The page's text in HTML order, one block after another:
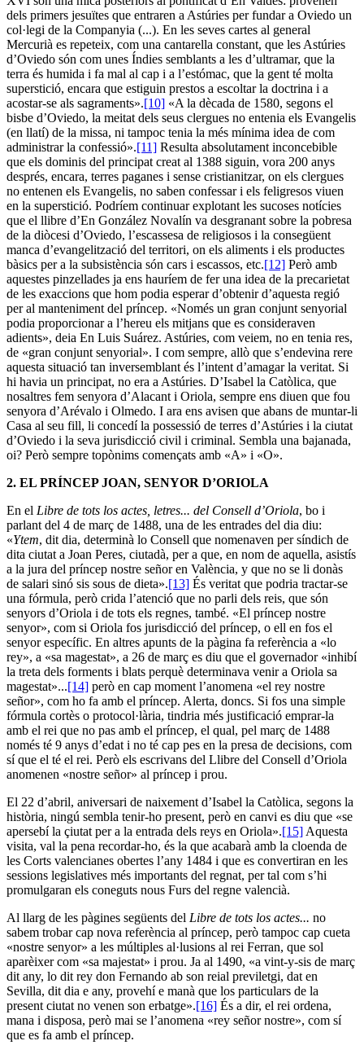
dels primers jesuïtes que entraren a Astúries per fundar a Oviedo un
col·legi de la Companyia (...). En les seves cartes al general
Mercurià es repeteix, com una cantarella constant, que les Astúries
d’Oviedo són com unes Índies semblants a les d’ultramar, que la
terra és humida i fa mal al cap i a l’estómac, que la gent té molta
superstició, encara que estiguin prestos a escoltar la doctrina i a
acostar-se als sagraments».[10] «A la dècada de 1580, segons el
bisbe d’Oviedo, la meitat dels seus clergues no entenia els Evangelis
(en llatí) de la missa, ni tampoc tenia la més mínima idea de com
administrar la confessió».[11] Resulta absolutament inconcebible
que els dominis del principat creat al 1388 siguin, vora 200 anys
després, encara, terres paganes i sense cristianitzar, on els clergues
no entenen els Evangelis, no saben confessar i els feligresos viuen
en la superstició. Podríem continuar explotant les sucoses notícies
que el llibre d’En González Novalín va desgranant sobre la pobresa
de la diòcesi d’Oviedo, l’escassesa de religiosos i la consegüent
manca d’evangelització del territori, on els aliments i els productes
bàsics per a la subsistència són cars i escassos, etc.[12] Però amb
aquestes pinzellades ja ens hauríem de fer una idea de la precarietat
de les exaccions que hom podia esperar d’obtenir d’aquesta regió
per al manteniment del príncep. «Només un gran conjunt senyorial
podia proporcionar a l’hereu els mitjans que es consideraven
adients», deia En Luis Suárez. Astúries, com veiem, no en tenia res,
de «gran conjunt senyorial». I com sempre, allò que s’endevina rere
aquesta situació tan inversemblant és l’intent d’amagar la veritat. Si
hi havia un principat, no era a Astúries. D’Isabel la Catòlica, que
nosaltres fem senyora d’Alacant i Oriola, sempre ens diuen que fou
senyora d’Arévalo i Olmedo. I ara ens avisen que abans de muntar-li
Casa al seu fill, li concedí la possessió de terres d’Astúries i la ciutat
d’Oviedo i la seva jurisdicció civil i criminal. Sembla una bajanada,
oi? Però sempre topònims començats amb «A» i «O».
2. EL PRÍNCEP JOAN, SENYOR D’ORIOLA
En el Libre de tots los actes, letres... del Consell d’Oriola, bo i
parlant del 4 de març de 1488, una de les entrades del dia diu:
«Ytem, dit dia, determinà lo Consell que nomenaven per síndich de
dita ciutat a Joan Peres, ciutadà, per a que, en nom de aquella, asistís
a la jura del príncep nostre señor en València, y que no se li donàs
de salari sinó sis sous de dieta».[13] És veritat que podria tractar-se
una fórmula, però crida l’atenció que no parli dels reis, que són
senyors d’Oriola i de tots els regnes, també. «El príncep nostre
senyor», com si Oriola fos jurisdicció del príncep, o ell en fos el
senyor específic. En altres apunts de la pàgina fa referència a «lo
rey», a «sa magestat», a 26 de març es diu que el governador «inhibí
la treta dels forments i blats perquè determinava venir a Oriola sa
magestat»...[14] però en cap moment l’anomena «el rey nostre
señor», com ho fa amb el príncep. Alerta, doncs. Si fos una simple
fórmula cortès o protocol·lària, tindria més justificació emprar-la
amb el rei que no pas amb el príncep, el qual, pel març de 1488
només té 9 anys d’edat i no té cap pes en la presa de decisions, com
sí que el té el rei. Però els escrivans del Llibre del Consell d’Oriola
anomenen «nostre señor» al príncep i prou.
El 22 d’abril, aniversari de naixement d’Isabel la Catòlica, segons la
història, ningú sembla tenir-ho present, però en canvi es diu que «se
apersebí la çiutat per a la entrada dels reys en Oriola».[15] Aquesta
visita, val la pena recordar-ho, és la que acabarà amb la cloenda de
les Corts valencianes obertes l’any 1484 i que es convertiran en les
sessions legislatives més importants del regnat, per tal com s’hi
promulgaran els coneguts nous Furs del regne valencià.
Al llarg de les pàgines següents del Libre de tots los actes... no
sabem trobar cap nova referència al príncep, però tampoc cap cueta
«nostre senyor» a les múltiples al·lusions al rei Ferran, que sol
aparèixer com «sa majestat» i prou. Ja al 1490, «a vint-y-sis de març
dit any, lo dit rey don Fernando ab son reial previletgi, dat en
Sevilla, dit dia e any, provehí e manà que los particulars de la
present ciutat no venen son erbatge».[16] És a dir, el rei ordena,
mana i disposa, però mai se l’anomena «rey señor nostre», com sí
que es fa amb el príncep.